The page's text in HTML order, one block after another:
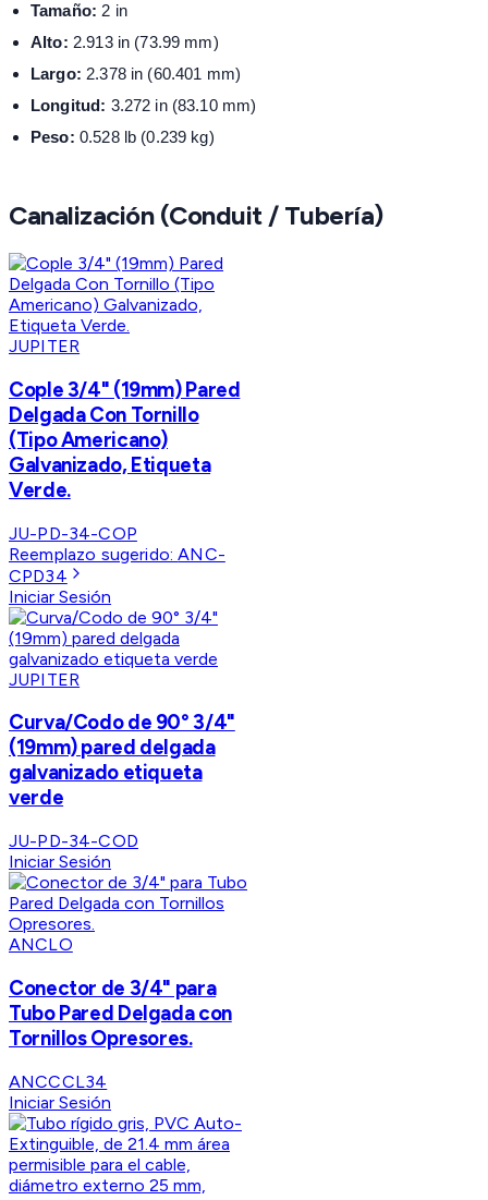
Tamaño: 2 in
Alto: 2.913 in (73.99 mm)
Largo: 2.378 in (60.401 mm)
Longitud: 3.272 in (83.10 mm)
Peso: 0.528 lb (0.239 kg)
Canalización (Conduit / Tubería)
JUPITER
Cople 3/4" (19mm) Pared
Delgada Con Tornillo
(Tipo Americano)
Galvanizado, Etiqueta
Verde.
JU-PD-34-COP
Reemplazo sugerido:ANC-
CPD34
Iniciar Sesión
JUPITER
Curva/Codo de 90° 3/4"
(19mm) pared delgada
galvanizado etiqueta
verde
JU-PD-34-COD
Iniciar Sesión
ANCLO
Conector de 3/4" para
Tubo Pared Delgada con
Tornillos Opresores.
ANCCCL34
Iniciar Sesión